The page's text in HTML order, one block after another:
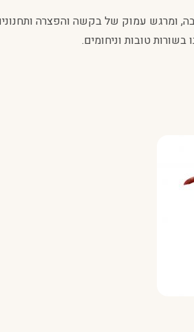
ומרגש עמוק של בקשה והפצרה
טובות וניחומים.